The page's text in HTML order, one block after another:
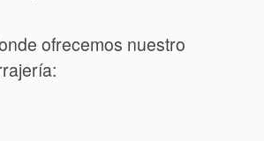
ofrecemos nuestro